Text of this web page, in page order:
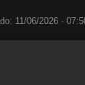
11/06/2026 ·